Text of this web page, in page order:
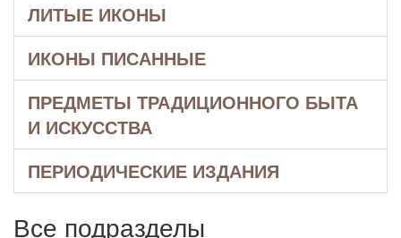
ЛИТЫЕ ИКОНЫ
ИКОНЫ ПИСАННЫЕ
ПРЕДМЕТЫ ТРАДИЦИОННОГО БЫТА
И ИСКУССТВА
ПЕРИОДИЧЕСКИЕ ИЗДАНИЯ
Все подразделы